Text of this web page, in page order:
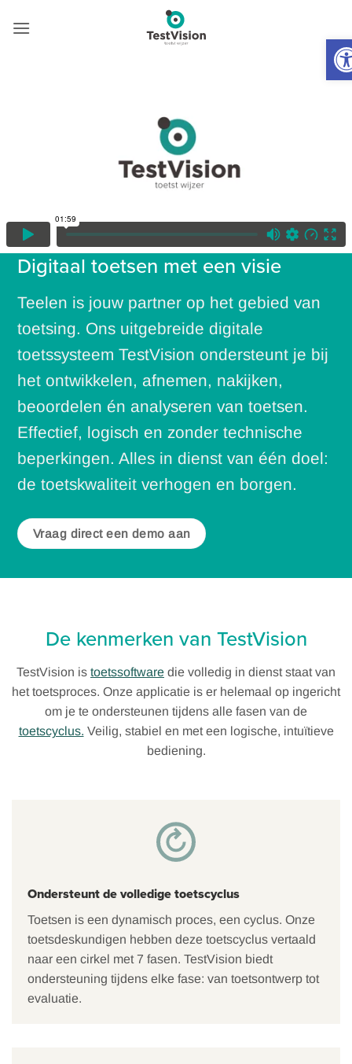
inhoud
Digitaal toetsen met een visie
Teelen is jouw partner op het gebied van
toetsing. Ons uitgebreide digitale
toetssysteem TestVision ondersteunt je bij
het ontwikkelen, afnemen, nakijken,
beoordelen én analyseren van toetsen.
Effectief, logisch en zonder technische
beperkingen. Alles in dienst van één doel:
de toetskwaliteit verhogen en borgen.
Vraag direct een demo aan
De kenmerken van TestVision
TestVision is toetssoftware die volledig in dienst staat van
het toetsproces. Onze applicatie is er helemaal op ingericht
om je te ondersteunen tijdens alle fasen van de
toetscyclus. Veilig, stabiel en met een logische, intuïtieve
bediening.
Ondersteunt de volledige toetscyclus
Toetsen is een dynamisch proces, een cyclus. Onze
toetsdeskundigen hebben deze toetscyclus vertaald
naar een cirkel met 7 fasen. TestVision biedt
ondersteuning tijdens elke fase: van toetsontwerp tot
evaluatie.